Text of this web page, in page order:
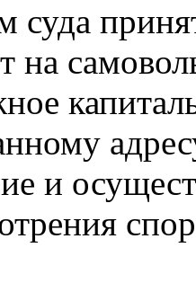
суда
на
и